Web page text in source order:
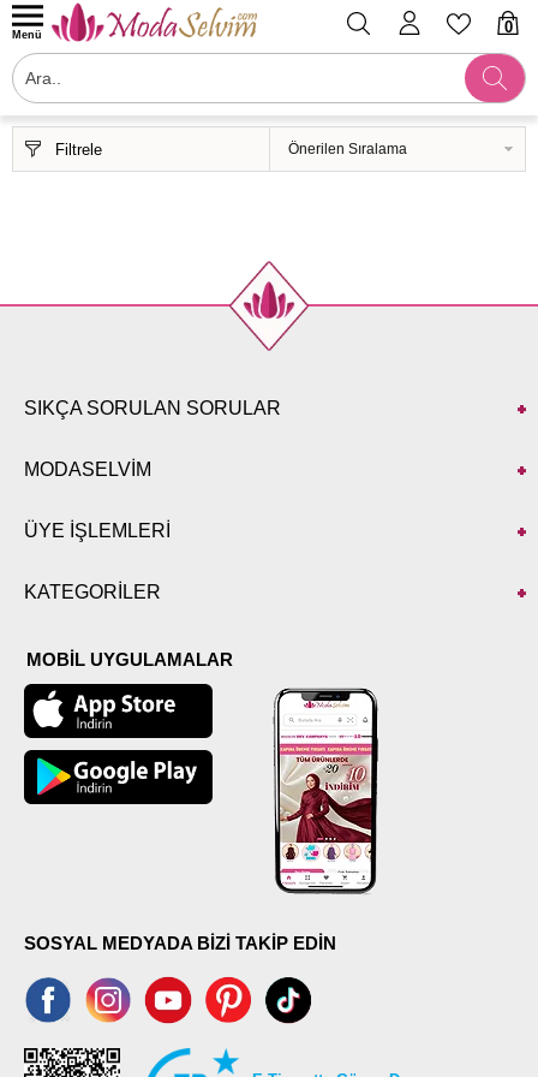
0
Menü
Filtrele
SIKÇA SORULAN SORULAR
MODASELVİM
ÜYE İŞLEMLERİ
KATEGORİLER
MOBİL UYGULAMALAR
SOSYAL MEDYADA BİZİ TAKİP EDİN